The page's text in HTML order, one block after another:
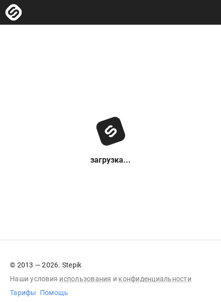
загрузка...
© 2013 — 2026. Stepik
Наши условия использования и конфиденциальности
Тарифы
Помощь